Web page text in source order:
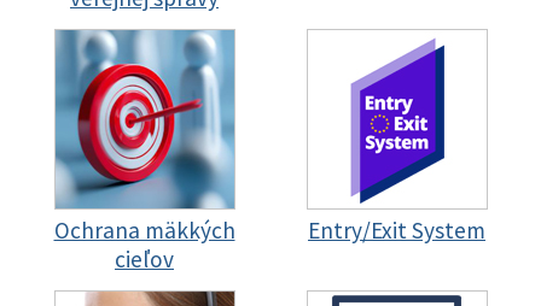
Ochrana mäkkých
cieľov
Entry/Exit System